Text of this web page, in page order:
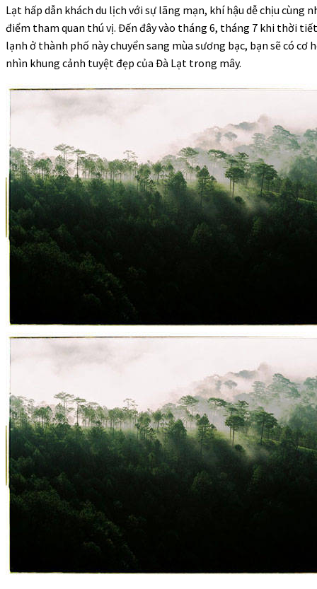
Lạt hấp dẫn khách du lịch với sự lãng mạn, khí hậu dễ chịu cùng
điểm tham quan thú vị. Đến đây vào tháng 6, tháng 7 khi thời
lạnh ở thành phố này chuyển sang mùa sương bạc, bạn sẽ có cơ
nhìn khung cảnh tuyệt đẹp của Đà Lạt trong mây.